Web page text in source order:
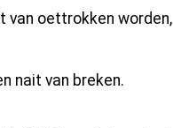
van oettrokken worden,
nait van breken.